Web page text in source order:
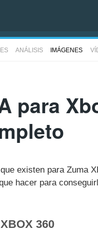
ANÁLISIS IMÁGENES
para
existen para Zuma
hacer para
360